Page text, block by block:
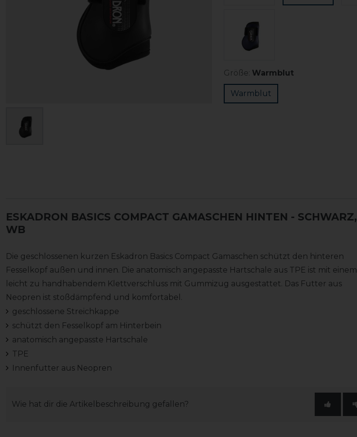
Größe: Warmblut
Warmblut
ESKADRON BASICS COMPACT GAMASCHEN HINTEN - SCHWARZ,
WB
Die geschlossenen kurzen Eskadron Basics Compact Gamaschen schützt den hinteren
Fesselkopf außen und innen. Die anatomisch angepasste Hartschale aus TPE ist mit einem
leicht zu handhabendem Klettverschluss mit Gummizug ausgestattet. Das Futter aus
Neopren ist stoßdämpfend und komfortabel.
geschlossene Streichkappe
schützt den Fesselkopf am Hinterbein
anatomisch angepasste Hartschale
TPE
Innenfutter aus Neopren
Wie hat dir die Artikelbeschreibung gefallen?